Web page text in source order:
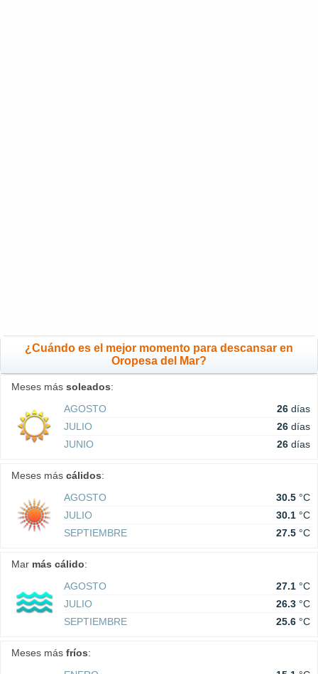
¿Cuándo es el mejor momento para descansar en
Oropesa del Mar?
Meses más soleados:
AGOSTO
26 días
JULIO
26 días
JUNIO
26 días
Meses más cálidos:
AGOSTO
30.5 °C
JULIO
30.1 °C
SEPTIEMBRE
27.5 °C
Mar más cálido:
AGOSTO
27.1 °C
JULIO
26.3 °C
SEPTIEMBRE
25.6 °C
Meses más fríos: